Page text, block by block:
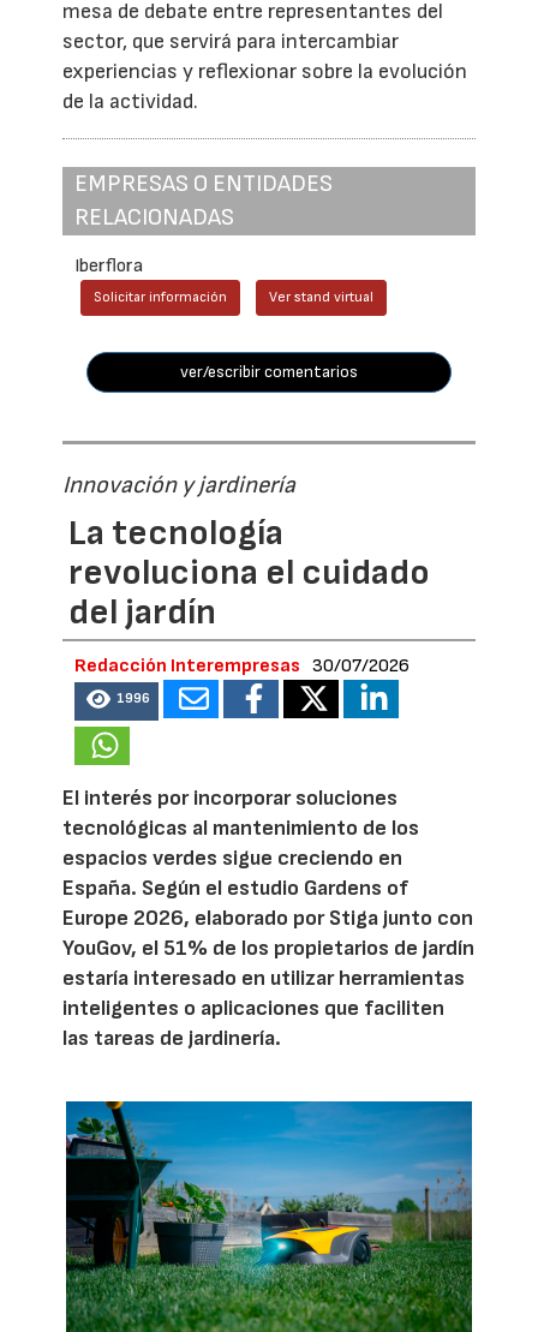
mesa de debate entre representantes del
sector, que servirá para intercambiar
experiencias y reflexionar sobre la evolución
de la actividad.
EMPRESAS O ENTIDADES
RELACIONADAS
Iberflora
Solicitar información Ver stand virtual
ver/escribir comentarios
Innovación y jardinería
La tecnología
revoluciona el cuidado
del jardín
Redacción Interempresas 30/07/2026
1996
El interés por incorporar soluciones
tecnológicas al mantenimiento de los
espacios verdes sigue creciendo en
España. Según el estudio Gardens of
Europe 2026, elaborado por Stiga junto con
YouGov, el 51% de los propietarios de jardín
estaría interesado en utilizar herramientas
inteligentes o aplicaciones que faciliten
las tareas de jardinería.